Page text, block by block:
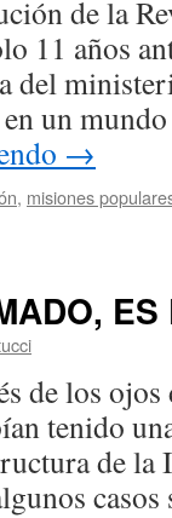
de la
11 años
del
un mundo
→
, misiones
de los
tenido
de